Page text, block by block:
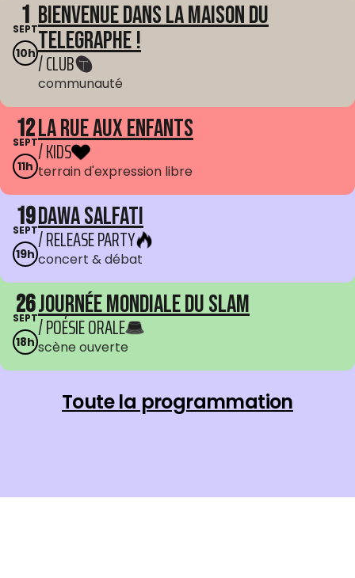
1
SEPT
10h
Bienvenue dans La Maison du
Telegraphe !
/ CLUB
communauté
12
SEPT
11h
La Rue aux enfants
/ KIDS
terrain d'expression libre
19
SEPT
19h
Dawa Salfati
/ RELEASE PARTY
concert & débat
26
SEPT
18h
Journée mondiale du Slam
/ POÉSIE ORALE
scène ouverte
Toute la programmation